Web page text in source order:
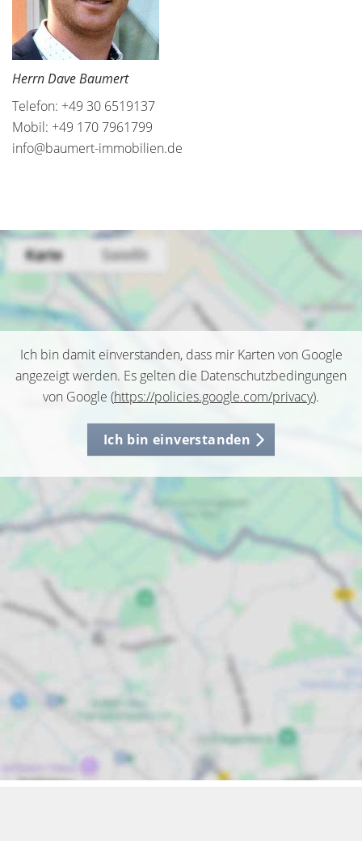
Herrn Dave Baumert
Telefon: +49 30 6519137
Mobil: +49 170 7961799
info@baumert-immobilien.de
Ich bin damit einverstanden, dass mir Karten von Google
angezeigt werden. Es gelten die Datenschutzbedingungen
von Google (https://policies.google.com/privacy).
Ich bin einverstanden